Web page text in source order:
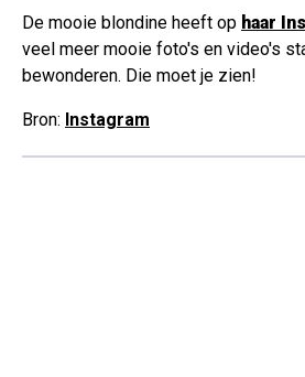
De mooie blondine heeft op haar
veel meer mooie foto's en video's
bewonderen. Die moet je zien!
Bron: Instagram